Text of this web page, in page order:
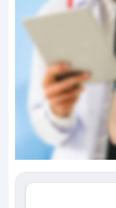
Dalle
correzione.
repricing
mostrando
verso le (…)